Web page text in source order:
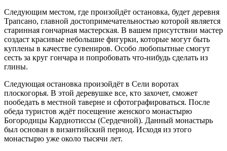
Следующим местом, где произойдёт остановка, будет деревня
Трапсано, главной достопримечательностью которой является
старинная гончарная мастерская. В вашем присутствии мастер
создаст красивые небольшие фигурки, которые могут быть
куплены в качестве сувениров. Особо любопытные смогут
сесть за круг гончара и попробовать что-нибудь сделать из
глины.
Следующая остановка произойдёт в Сели воротах
плоскогорья. В этой деревушке все, кто захочет, сможет
пообедать в местной таверне и сфотографироваться. После
обеда туристов ждёт посещение женского монастырю
Богородицы Кардиотиссы (Сердечной). Данный монастырь
был основан в византийский период. Исходя из этого
монастырю уже около тысячи лет.